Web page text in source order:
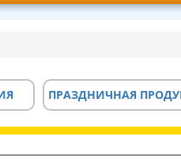
ПРАЗДНИЧНАЯ